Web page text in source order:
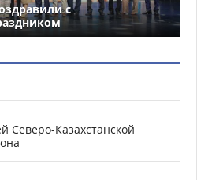
с
Северо-Казахстанской